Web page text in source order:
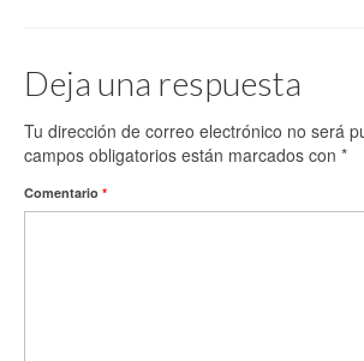
Deja una respuesta
Tu dirección de correo electrónico no será
campos obligatorios están marcados con *
Comentario *